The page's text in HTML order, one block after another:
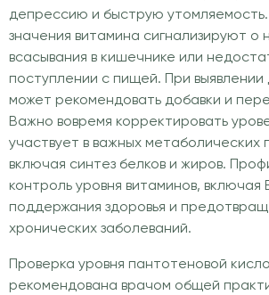
депрессию и быструю
значения витамина сигнализируют о
всасывания в кишечнике или
поступлении с пищей. При
может рекомендовать добавки и
Важно вовремя корректировать
участвует в важных метаболических
включая синтез белков и жиров.
контроль уровня витаминов, включая
поддержания здоровья и
хронических заболеваний.
Проверка уровня пантотеновой
рекомендована врачом общей